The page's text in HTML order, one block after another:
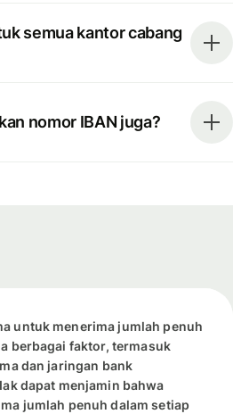
semua kantor cabang
nomor IBAN juga?
untuk menerima jumlah penuh
berbagai faktor, termasuk
dan jaringan bank
dapat menjamin bahwa
jumlah penuh dalam setiap